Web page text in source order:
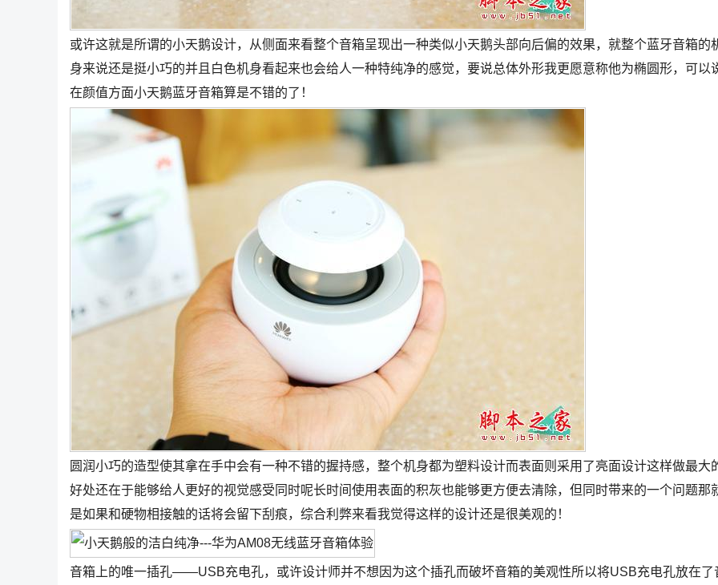
或许这就是所谓的小天鹅设计，从侧面来看整个音箱呈现出一种类似小天鹅头部向后偏的效果，就整个蓝牙音箱的
身来说还是挺小巧的并且白色机身看起来也会给人一种特纯净的感觉，要说总体外形我更愿意称他为椭圆形，可以
在颜值方面小天鹅蓝牙音箱算是不错的了！
圆润小巧的造型使其拿在手中会有一种不错的握持感，整个机身都为塑料设计而表面则采用了亮面设计这样做最大
好处还在于能够给人更好的视觉感受同时呢长时间使用表面的积灰也能够更方便去清除，但同时带来的一个问题那
是如果和硬物相接触的话将会留下刮痕，综合利弊来看我觉得这样的设计还是很美观的！
音箱上的唯一插孔——USB充电孔，或许设计师并不想因为这个插孔而破坏音箱的美观性所以将USB充电孔放在了